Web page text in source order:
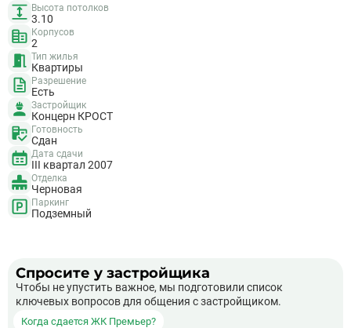
Высота потолков
3.10
Корпусов
2
Тип жилья
Квартиры
Разрешение
Есть
Застройщик
Концерн КРОСТ
Готовность
Сдан
Дата сдачи
III квартал 2007
Отделка
Черновая
Паркинг
Подземный
Спросите у застройщика
Чтобы не упустить важное, мы подготовили список
ключевых вопросов для общения с застройщиком.
Когда сдается ЖК Премьер?